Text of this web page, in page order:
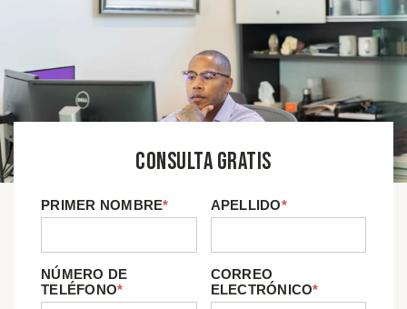
Consulta Gratis
PRIMER NOMBRE* APELLIDO*
NÚMERO DE
TELÉFONO*
CORREO
ELECTRÓNICO*